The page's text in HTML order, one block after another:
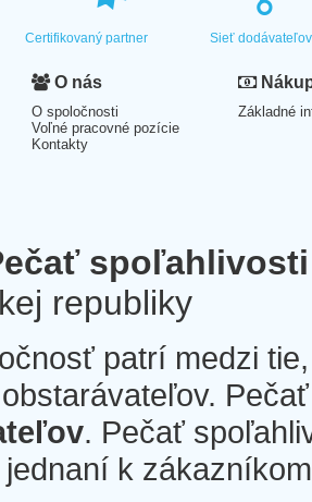
Certifikovaný partner Sieť dodávateľov
O nás
O spoločnosti
Voľné pracovné pozície
Kontakty
Základné
spoľahlivosti
republiky
patrí medzi
. Pečať
k